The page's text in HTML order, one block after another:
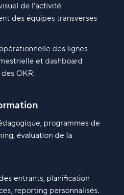
de l'activité
des équipes transverses
des lignes
et dashboard
OKR.
programmes de
évaluation de la
entrants, planification
reporting personnalisés.